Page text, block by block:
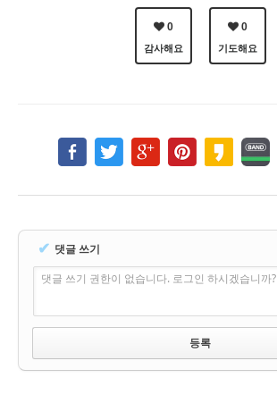
0
감사해요
0
기도해요
✔ 댓글 쓰기
댓글 쓰기 권한이 없습니다. 로그인 하시겠습니까?